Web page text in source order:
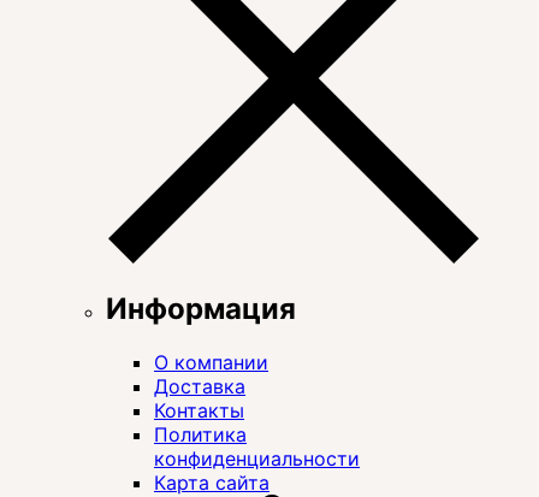
Информация
О компании
Доставка
Контакты
Политика
конфиденциальности
Карта сайта